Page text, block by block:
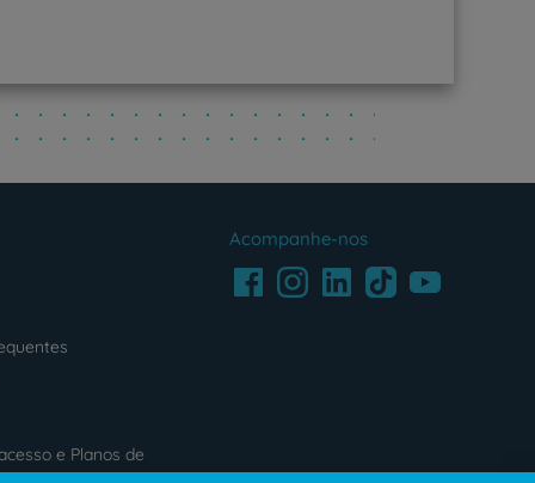
e Planos de
Acompanhe-nos
FacebookInstagramLinkedInTikTokYoutube